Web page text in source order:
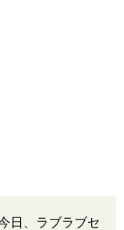
日、ラブラブセ